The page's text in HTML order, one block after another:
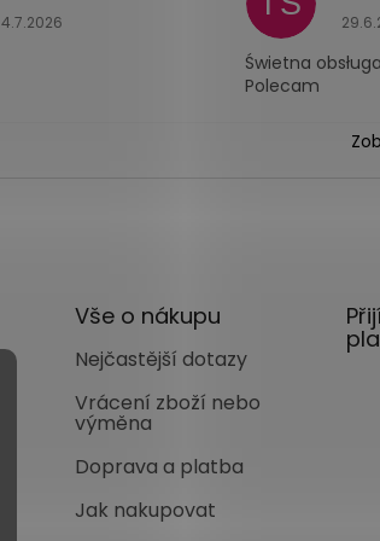
Hodnocení obchodu je 5 z 5 hvězdiček.
4.7.2026
Świetna
Polecam
Vše o nákupu
Nejčastější dotazy
Vrácení zboží nebo
výměna
Doprava a platba
Jak nakupovat